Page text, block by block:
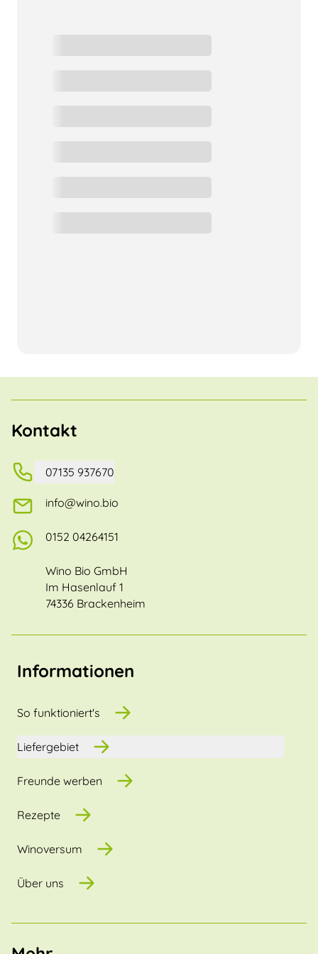
Kontakt
07135 937670
info@wino.bio
0152 04264151
Wino Bio GmbH
Im Hasenlauf 1
74336 Brackenheim
Informationen
So funktioniert's
Liefergebiet
Freunde werben
Rezepte
Winoversum
Über uns